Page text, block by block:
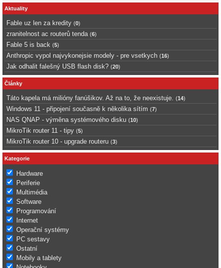
Aktuality
Fable uz len za kredity (0)
zranitelnost ac routerů tenda (6)
Fable 5 is back (5)
Anthropic vypol najvykonejsie modely - pre vsetkych (16)
Jak odhalit falešný USB flash disk? (20)
Články
Táto kapela má milióny fanúšikov. Až na to, že neexistuje. (14)
Windows 11 - připojení současně k několika sítím (7)
NAS QNAP - výměna systémového disku (10)
MikroTik router 11 - tipy (5)
MikroTik router 10 - upgrade routeru (3)
Kategorie
Hardware
Periferie
Multimédia
Software
Programování
Internet
Operační systémy
PC sestavy
Ostatní
Mobily a tablety